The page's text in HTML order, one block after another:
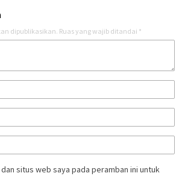
dipublikasikan. Ruas yang wajib ditandai *
situs web saya pada peramban ini untuk